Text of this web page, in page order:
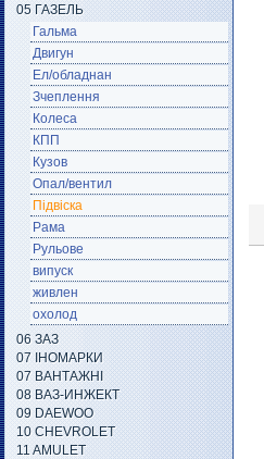
05 ГАЗЕЛЬ
Гальма
Двигун
Ел/обладнан
Зчеплення
Колеса
КПП
Кузов
Опал/вентил
Підвіска
Рама
Рульове
випуск
живлен
охолод
06 ЗАЗ
07 ІНОМАРКИ
07 ВАНТАЖНІ
08 ВАЗ-ИНЖЕКТ
09 DAEWOO
10 CHEVROLET
11 AMULET